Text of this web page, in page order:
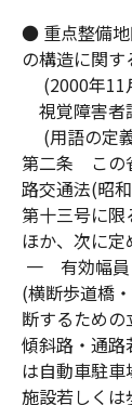
● 重点整備地
の構造に関す
(2000年11
視覚障害者
(用語の定
第二条 この
路交通法(昭
第十三号に
ほか、次に定
一 有効幅員
(横断歩道橋
断するため
傾斜路・通路
は自動車駐
施設若しくは